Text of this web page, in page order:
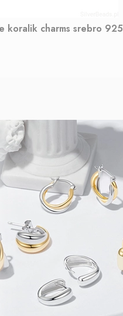
koralik charms srebro 925